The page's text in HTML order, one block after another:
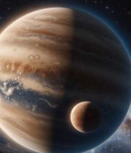
de autoridades
varios pasajeros y
a presentar
viral severa:
agotamiento extremo y,
acelerado.
medio del océano
MV Hondius navegaba por
los primeros casos